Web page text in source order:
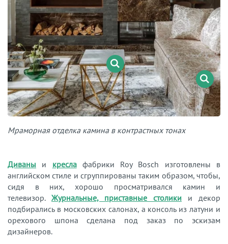
Мраморная отделка камина в контрастных тонах
Диваны и креслафабрики Roy Bosch изготовлены в
английском стиле и сгруппированы таким образом, чтобы,
сидя в них, хорошо просматривался камин и
телевизор. Журнальные, приставные столики и декор
подбирались в московских салонах, а консоль из латуни и
орехового шпона сделана под заказ по эскизам
дизайнеров.